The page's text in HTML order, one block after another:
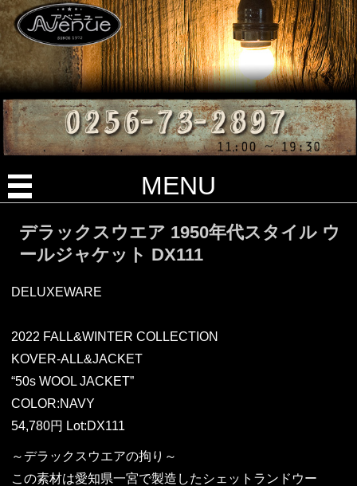
MENU
デラックスウエア 1950年代スタイル ウ
ールジャケット DX111
DELUXEWARE
2022 FALL&WINTER COLLECTION
KOVER-ALL&JACKET
“50s WOOL JACKET”
COLOR:NAVY
54,780円 Lot:DX111
～デラックスウエアの拘り～
この素材は愛知県一宮で製造したシェットランドウー